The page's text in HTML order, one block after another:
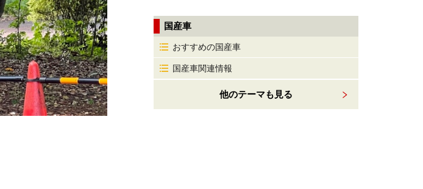
国産車
おすすめの国産車
国産車関連情報
他のテーマも見る